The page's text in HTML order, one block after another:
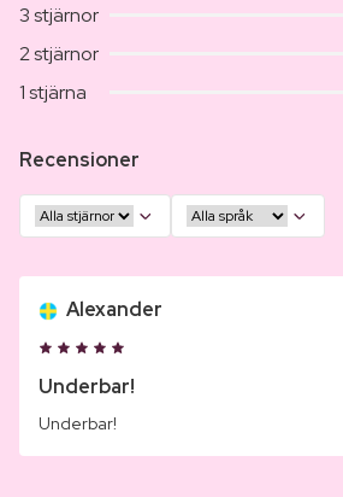
3 stjärnor
2 stjärnor
1 stjärna
Recensioner
Alexander
Underbar!
Underbar!